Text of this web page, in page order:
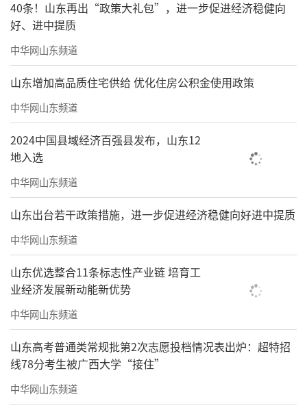
40条！山东再出“政策大礼包”，进一步促进经济稳健向
好、进中提质
中华网山东频道
山东增加高品质住宅供给 优化住房公积金使用政策
中华网山东频道
2024中国县域经济百强县发布，山东12
地入选
中华网山东频道
山东出台若干政策措施，进一步促进经济稳健向好进中提质
中华网山东频道
山东优选整合11条标志性产业链 培育工
业经济发展新动能新优势
中华网山东频道
山东高考普通类常规批第2次志愿投档情况表出炉：超特招
线78分考生被广西大学“接住”
中华网山东频道